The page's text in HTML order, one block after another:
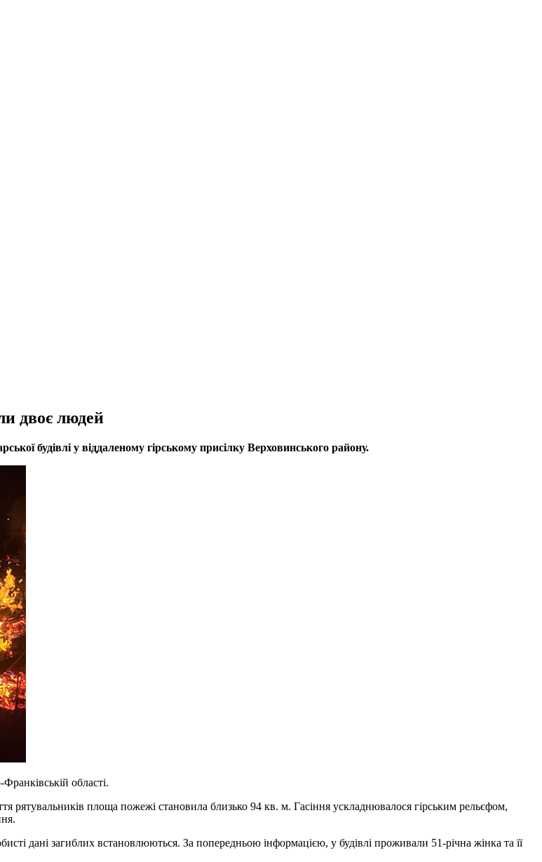
двоє людей
будівлі у віддаленому гірському присілку Верховинського району.
області.
рятувальників площа пожежі становила близько 94 кв. м. Гасіння ускладнювалося гірським рельєфом,
дані загиблих встановлюються. За попередньою інформацією, у будівлі проживали 51-річна жінка та її